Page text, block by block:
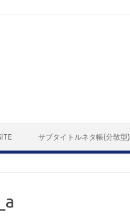
サブタイトルネタ帳(分散型)